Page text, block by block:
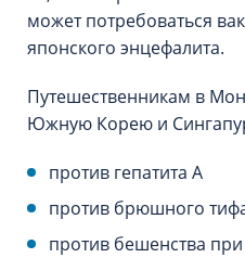
может потребоваться
японского энцефалита.
Путешественникам в
Южную Корею и
против гепатита А
против брюшного
против бешенства